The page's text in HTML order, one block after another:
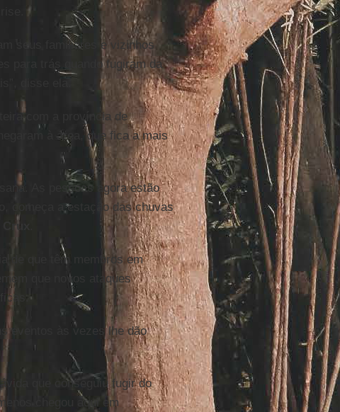
seus familiares e vizinhos
para trás quando fugiram da
disse ela.
com a província de
à área, que fica a mais
As pessoas agora estão
começa a estação das chuvas
Crux
de que têm membros em
que novos ataques
eventos às vezes lhe dão
que conseguiu fugir do
chegou aqui em